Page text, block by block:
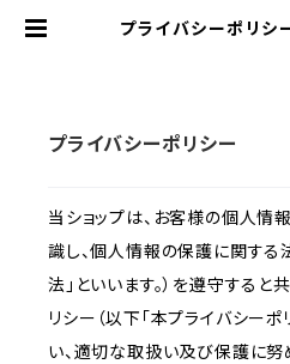
プライバシーポリ
プライバシーポリシー
当ショップは、お客様の個人情
識し、個人情報の保護に関する
法」といいます。）を遵守すると
リシー（以下「本プライバシーポ
い、適切な取扱い及び保護に努